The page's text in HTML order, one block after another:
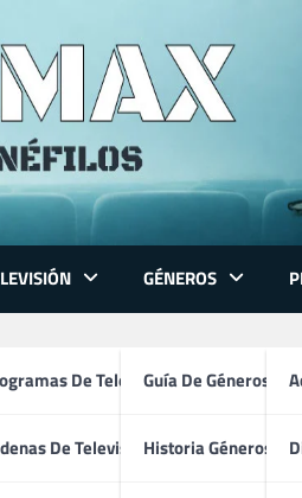
De Televisión
De Televisión
GÉNEROS
Guía De Géneros
Historia Géneros TV